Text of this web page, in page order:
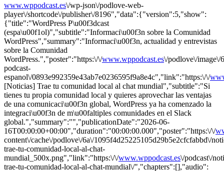
www.wppodcast.es\/wp-json\/podlove-web-
player\/shortcode\/publisher\/8196","data":{"version":5,"show":
{"title":"WordPress P\u00f3dcast
(espa\u00f1ol)","subtitle":"Informaci\u00f3n sobre la Comunidad
WordPress","summary":"Informaci\u00f3n, actualidad y entrevistas
sobre la Comunidad
WordPress.","poster":"https:\/\/www.wppodcast.es\/podlove\/image\/
podcast-
espanol\/0893e992359e43ab7e0236595f9a8e4c","link":"https:\/\/
[Noticias] Trae tu comunidad local al chat mundial","subtitle":"Si
tienes tu propia comunidad local y quieres aprovechar las ventajas
de una comunicaci\u00f3n global, WordPress ya ha comenzado la
integraci\u00f3n de m\u00faltiples comunidades en el Slack
global.","summary":"","publicationDate":"2026-06-
16T00:00:00+00:00","duration":"00:00:00.000","poster":"https:\/\/
content\/cache\/podlove\/6a\/1095f4d25225105d29b5e2cfcfabbd\/
trae-tu-comunidad-local-al-chat-
mundial_500x.png","link":"https:\/\/www.wppodcast.es\/podcast\/
trae-tu-comunidad-local-al-chat-mundial\/","chapters":[],"audio":